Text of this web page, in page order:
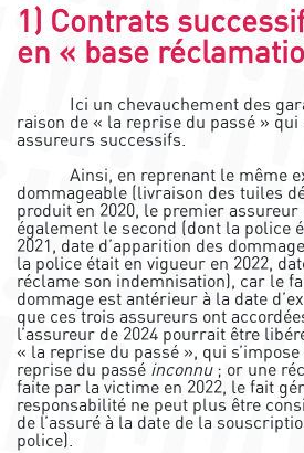
1) Contrats
en « base
Ici un chevauchement des
raison de « la reprise du passé » qui
assureurs successifs.
Ainsi, en reprenant le même
dommageable (livraison des tuiles
produit en 2020, le premier assureur
également le second (dont la police
2021, date d’apparition des
la police était en vigueur en 2022,
réclame son indemnisation), car le
dommage est antérieur à la date
que ces trois assureurs ont
l’assureur de 2024 pourrait être
« la reprise du passé », qui
reprise du passé inconnu; or une
faite par la victime en 2022, le fait
responsabilité ne peut plus être
de l’assuré à la date de la
police).